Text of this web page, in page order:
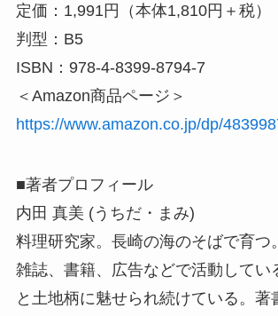
定価：1,991円（本体1,810円＋税）
判型：B5
ISBN：978-4-8399-8794-7
＜Amazon商品ページ＞
https://www.amazon.co.jp/dp/
■著者プロフィール
内田 真美 (うちだ・まみ)
料理研究家。長崎の海のそばで育つ。
雑誌、書籍、広告などで活動してい
と土地柄に魅せられ続けている。著